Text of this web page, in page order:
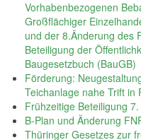
Vorhabenbezogenen
Großflächiger
und der 8.Änderung des
Beteiligung der
Baugesetzbuch (BauGB)
Förderung:
Teichanlage nahe Trift in
Frühzeitige Beteiligung
B-Plan und Änderung
Thüringer Gesetzes zur